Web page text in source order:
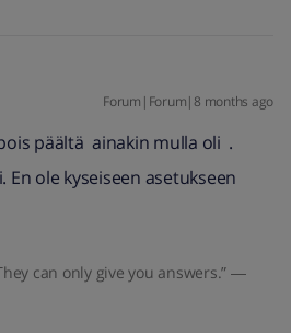
Forum|Forum|8 months ago
päältä ainakin mulla oli .
En ole kyseiseen asetukseen
can only give you answers.” ―